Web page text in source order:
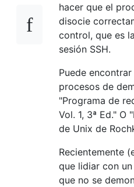
hacer que el
disocie
control, que es
sesión SSH.
Puede
procesos de
"Programa de
Vol. 1, 3ª Ed." O
de Unix de
Recientemente
que lidiar con
que no se